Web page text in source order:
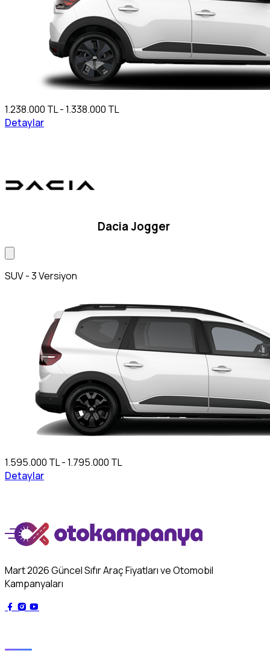
1.238.000 TL - 1.338.000 TL
Detaylar
Dacia Jogger
SUV - 3 Versiyon
1.595.000 TL - 1.795.000 TL
Detaylar
Mart 2026 Güncel Sıfır Araç Fiyatları ve Otomobil
Kampanyaları